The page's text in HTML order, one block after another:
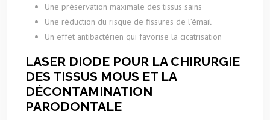
Une préservation maximale des tissus sains
Une réduction du risque de fissures de l’émail
Un effet antibactérien qui favorise la cicatrisation
LASER DIODE POUR LA CHIRURGIE
DES TISSUS MOUS ET LA
DÉCONTAMINATION
PARODONTALE